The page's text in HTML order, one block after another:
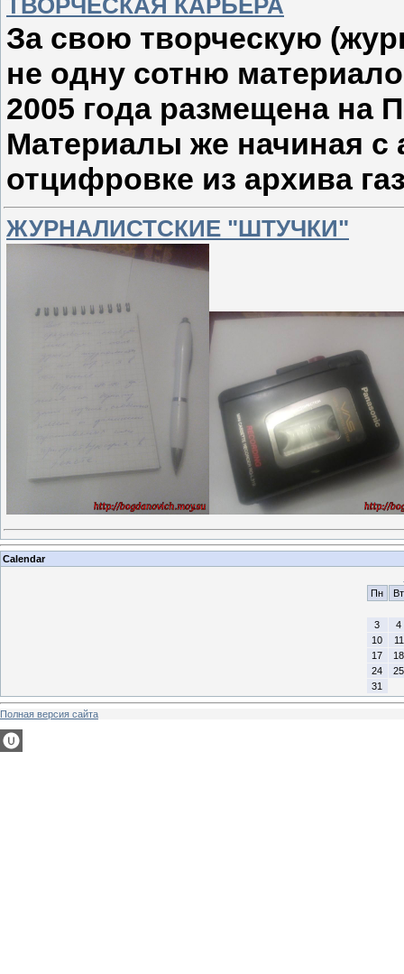
ТВОРЧЕСКАЯ КАРЬЕРА
За свою творческую
не одну сотню
2005 года размещена на
Материалы же начиная с
отцифровке из архива
ЖУРНАЛИСТСКИЕ "ШТУЧКИ"
Calendar
Пн
Вт
3
4
10
11
17
18
24
25
31
Полная версия сайта